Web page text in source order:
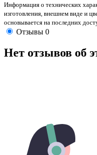
Информация о технических
изготовления, внешнем виде и
основывается на последних
Отзывы 0
Нет отзывов об